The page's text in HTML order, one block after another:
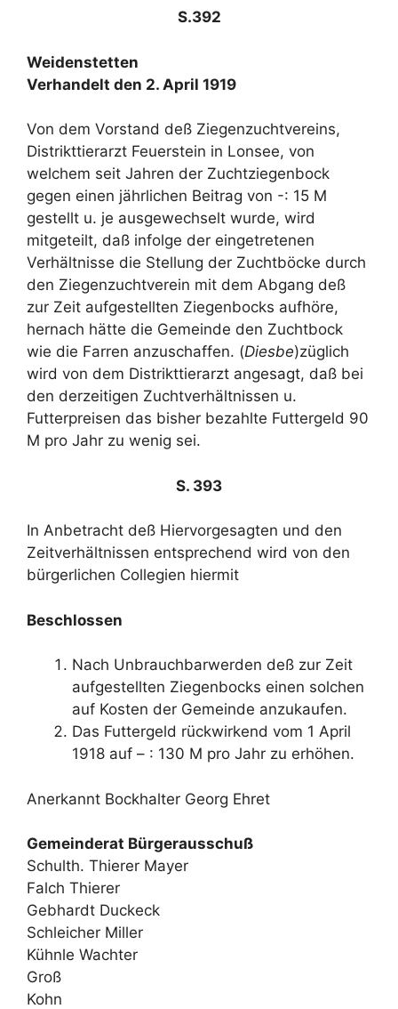
S.392
Weidenstetten
Verhandelt den 2. April 1919
Von dem Vorstand deß Ziegenzuchtvereins,
Distrikttierarzt Feuerstein in Lonsee, von
welchem seit Jahren der Zuchtziegenbock
gegen einen jährlichen Beitrag von -: 15 M
gestellt u. je ausgewechselt wurde, wird
mitgeteilt, daß infolge der eingetretenen
Verhältnisse die Stellung der Zuchtböcke durch
den Ziegenzuchtverein mit dem Abgang deß
zur Zeit aufgestellten Ziegenbocks aufhöre,
hernach hätte die Gemeinde den Zuchtbock
wie die Farren anzuschaffen. (Diesbe)züglich
wird von dem Distrikttierarzt angesagt, daß bei
den derzeitigen Zuchtverhältnissen u.
Futterpreisen das bisher bezahlte Futtergeld 90
M pro Jahr zu wenig sei.
S. 393
In Anbetracht deß Hiervorgesagten und den
Zeitverhältnissen entsprechend wird von den
bürgerlichen Collegien hiermit
Beschlossen
Nach Unbrauchbarwerden deß zur Zeit
aufgestellten Ziegenbocks einen solchen
auf Kosten der Gemeinde anzukaufen.
Das Futtergeld rückwirkend vom 1 April
1918 auf – : 130 M pro Jahr zu erhöhen.
Anerkannt Bockhalter Georg Ehret
Gemeinderat Bürgerausschuß
Schulth. Thierer Mayer
Falch Thierer
Gebhardt Duckeck
Schleicher Miller
Kühnle Wachter
Groß
Kohn